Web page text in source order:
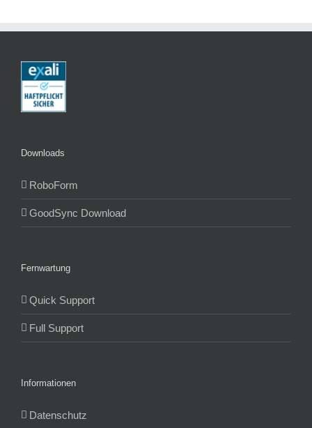
Downloads
RoboForm
GoodSync Download
Fernwartung
Quick Support
Full Support
Informationen
Datenschutz